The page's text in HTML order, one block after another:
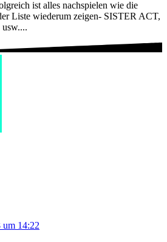
ist alles nachspielen wie die
Liste wiederum zeigen- SISTER ACT,
um 14:22